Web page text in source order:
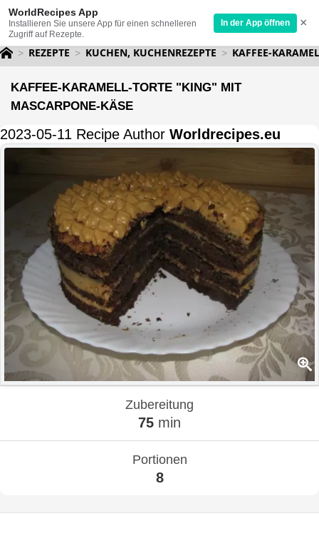
WorldRecipes App
Installieren Sie unsere App für einen schnelleren
Zugriff auf Rezepte.
In der App öffnen ×
REZEPTE KUCHEN, KUCHENREZEPTE KAFFEE-
KAFFEE-KARAMELL-TORTE "KING" MIT
MASCARPONE-KÄSE
2023-05-11 Recipe Author Worldrecipes.eu
Zubereitung
75 min
Portionen
8